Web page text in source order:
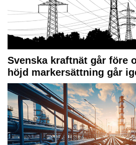
Svenska kraftnät går före
höjd markersättning går